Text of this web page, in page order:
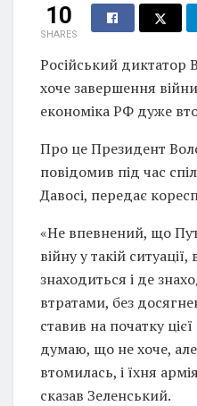
10
SHARES
Російський диктатор
хоче завершення
економіка РФ дуже
Про це Президент
повідомив під час
Давосі, передає
«Не впевнений, що
війну у такій ситуації,
знаходиться і де
втратами, без
ставив на початку
думаю, що не хоче,
втомилась, і їхня
сказав Зеленський.